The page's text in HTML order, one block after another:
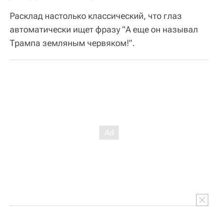
Расклад настолько классический, что глаз
автоматически ищет фразу "А еще он называл
Трампа земляным червяком!".